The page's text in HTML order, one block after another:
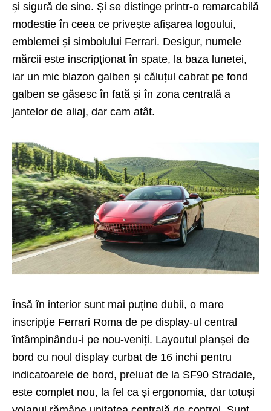
și sigură de sine. Și se distinge printr-o remarcabilă
modestie în ceea ce privește afișarea logoului,
emblemei și simbolului Ferrari. Desigur, numele
mărcii este inscripționat în spate, la baza lunetei,
iar un mic blazon galben și căluțul cabrat pe fond
galben se găsesc în față și în zona centrală a
jantelor de aliaj, dar cam atât.
Însă în interior sunt mai puține dubii, o mare
inscripție Ferrari Roma de pe display-ul central
întâmpinându-i pe nou-veniți. Layoutul planșei de
bord cu noul display curbat de 16 inchi pentru
indicatoarele de bord, preluat de la SF90 Stradale,
este complet nou, la fel ca și ergonomia, dar totuși